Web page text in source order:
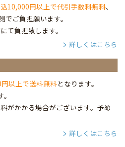
10,000円以上で代引手数料無料、
でご負担願います。
て負担致します。
詳しくはこちら
以上で送料無料となります。
がかかる場合がございます。予め
詳しくはこちら